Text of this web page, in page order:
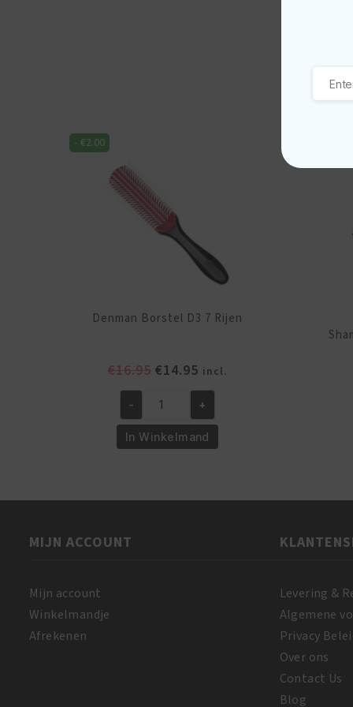
- €2.00
Denman Borstel D3 7 Rijen
€16.95 Oorspronkelijke
was:
€16.95.
€14.95Huidige
prijs
is:
€14.95.
incl.
Denman
Borstel
D3
- +
In Winkelmand
MIJN ACCOUNT
Mijn account
Winkelmandje
Afrekenen
Levering &
Algemene
Privacy
Over ons
Contact Us
Blog